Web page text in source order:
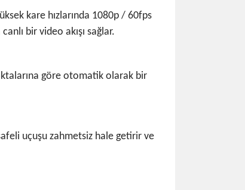
kare hızlarında 1080p / 60fps
bir video akışı sağlar.
göre otomatik olarak bir
uçuşu zahmetsiz hale getirir ve